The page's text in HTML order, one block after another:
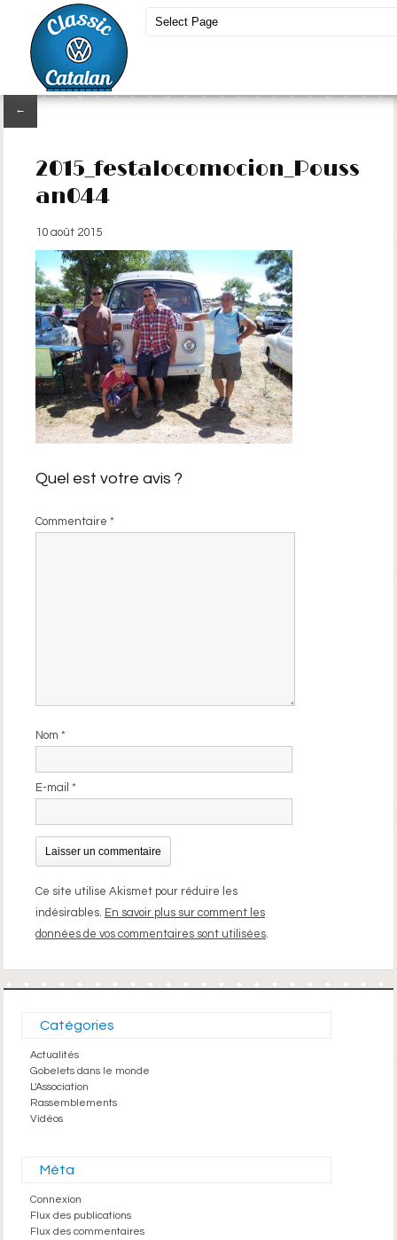
←
2015_festalocomocion_Pouss
an044
10 août 2015
Quel est votre avis ?
Commentaire*
Nom*
E-mail*
Ce site utilise Akismet pour réduire les
indésirables. En savoir plus sur comment les
données de vos commentaires sont utilisées
Catégories
Actualités
Gobelets dans le monde
L'Association
Rassemblements
Vidéos
Méta
Connexion
Flux des publications
Flux des commentaires